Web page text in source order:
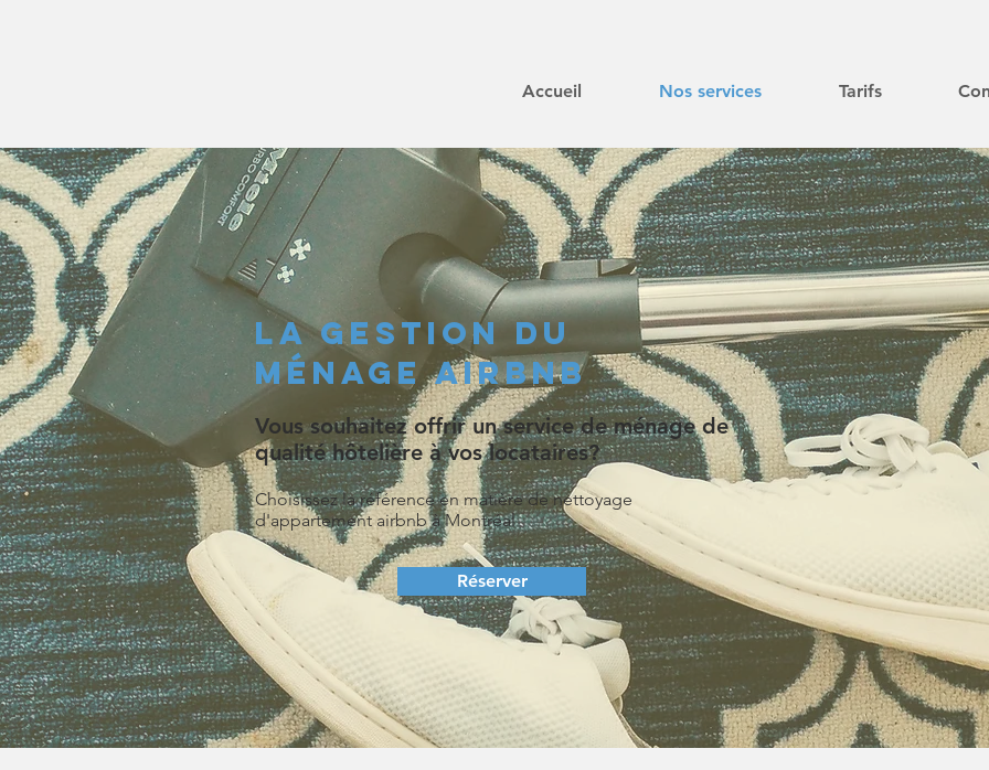
Accueil Nos services Tarifs
La Gestion du
ménage Airbnb
Vous souhaitez offrir un service de ménage de
qualité hôtelière à vos locataires?
Choisissez la référence en matière de nettoyage
d'appartement airbnb à Montréal
Réserver